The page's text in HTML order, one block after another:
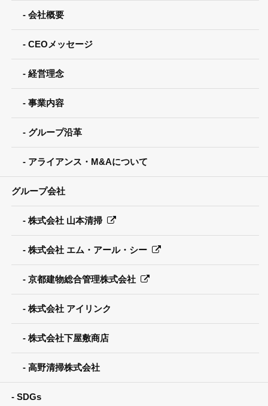
会社概要
CEOメッセージ
経営理念
事業内容
グループ沿革
アライアンス・M&Aについて
グループ会社
株式会社 山本清掃
株式会社 エム・アール・シー
京都建物総合管理株式会社
株式会社 アイリンク
株式会社下屋敷商店
高野清掃株式会社
SDGs